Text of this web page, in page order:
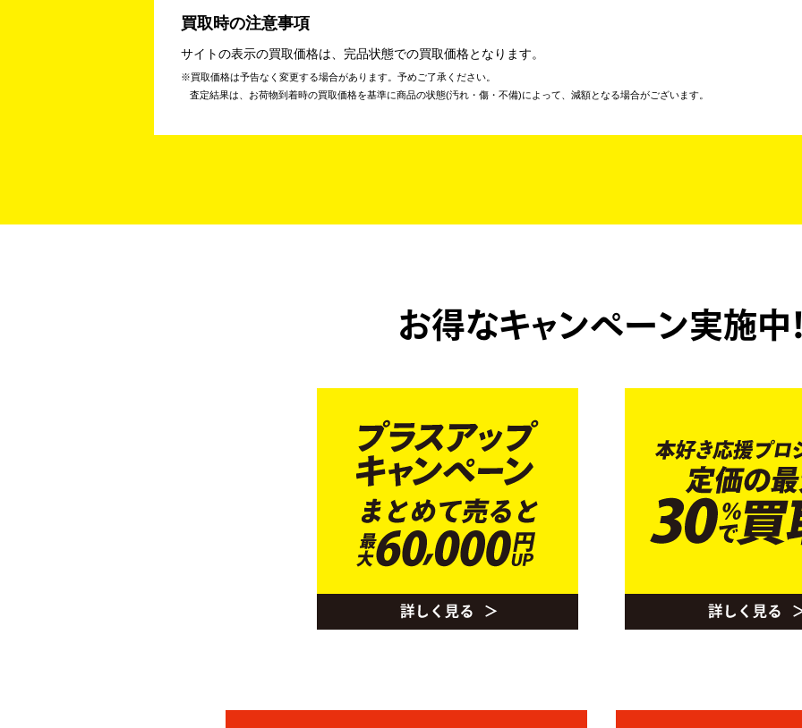
買取時の注意事項
サイトの表示の買取価格は、完品状態での買取価格となります。
買取価格は予告なく変更する場合があります。予めご了承ください。
査定結果は、お荷物到着時の買取価格を基準に商品の状態(汚れ・傷・不備)によって、減額となる場合がございます。
お得なキャンペーン実施中